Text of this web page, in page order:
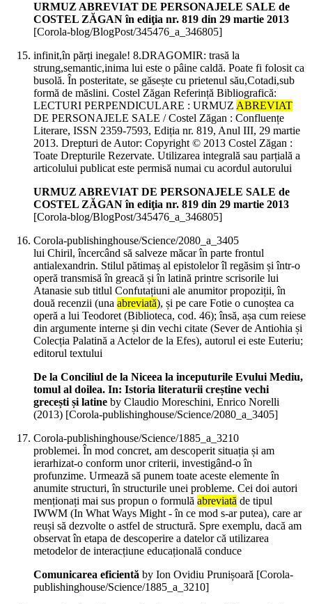
URMUZ ABREVIAT DE PERSONAJELE SALE de
COSTEL ZĂGAN în ediţia nr. 819 din 29 martie 2013
[Corola-blog/BlogPost/345476_a_346805]
infinit,în părți inegale! 8.DRAGOMIR: trasă la
strung,semantic,inima lui este o pâine caldă. Poate fi folosit ca
busolă. În posteritate, se găsește cu prietenul său,Cotadi,sub
formă de măslini. Costel Zăgan Referință Bibliografică:
LECTURI PERPENDICULARE : URMUZ ABREVIAT
DE PERSONAJELE SALE / Costel Zăgan : Confluențe
Literare, ISSN 2359-7593, Ediția nr. 819, Anul III, 29 martie
2013. Drepturi de Autor: Copyright © 2013 Costel Zăgan :
Toate Drepturile Rezervate. Utilizarea integrală sau parțială a
articolului publicat este permisă numai cu acordul autorului
URMUZ ABREVIAT DE PERSONAJELE SALE de
COSTEL ZĂGAN în ediţia nr. 819 din 29 martie 2013
[Corola-blog/BlogPost/345476_a_346805]
Corola-publishinghouse/Science/2080_a_3405
lui Chiril, încercând să salveze măcar în parte frontul
antialexandrin. Stilul pătimaș al epistolelor îl regăsim și într-o
operă transmisă în greacă și în latină printre scrisorile lui
Atanasie sub titlul Confutațiuni ale anumitor propoziții, în
două recenzii (una abreviată), și pe care Fotie o cunoștea ca
operă a lui Teodoret (Biblioteca, cod. 46); însă, așa cum reiese
din argumente interne și din vechi citate (Sever de Antiohia și
Colecția Palatină a Actelor de la Efes), autorul ei este Euteriu;
editorul textului
De la Conciliul de la Niceea la inceputurile Evului Mediu,
tomul al doilea. In: Istoria literaturii creștine vechi
grecești și latine by Claudio Moreschini, Enrico Norelli
(2013) [Corola-publishinghouse/Science/2080_a_3405]
Corola-publishinghouse/Science/1885_a_3210
problemei. În mod concret, am descoperit situația și am
ierarhizat-o conform unor criterii, investigând-o în
profunzime. Urmează să punem toate aceste elemente în
anumite structuri, în structurile unei probleme. Cei doi autori
menționați mai sus propun o formulă abreviată de tipul
IWWM (In What Ways Might - în ce mod s-ar putea), care ar
reuși să dezvolte o astfel de structură. Spre exemplu, dacă am
observat în etapa de descoperire a datelor că utilizarea
metodelor de interacțiune educațională conduce
Comunicarea eficientă by Ion Ovidiu Prunișoară [Corola-
publishinghouse/Science/1885_a_3210]